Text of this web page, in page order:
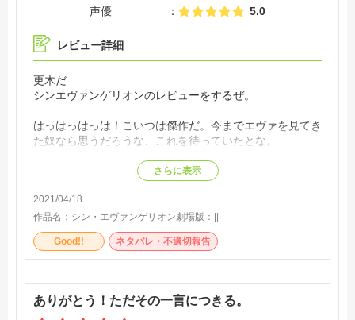
声優
5.0
レビュー詳細
更木だ
シンエヴァンゲリオンのレビューをするぜ。
はっはっはっは！こいつは傑作だ。今までエヴァを見てき
た奴なら思うだろうな、これを待っていたとな。
そのぐらいエヴァってやつは俺の魂に刻まれていたんだ
新劇場版になってから色々謎があったが全部この一本でま
とめてしまうとはほんと庵野は最高だな！！
ただこの楽しみがもう味わえないと思うとよ、なんだか寂
しい気分にもなるぜ。
まだ見ていない奴はよ、まず旧アニメから入れ！そのあと
俺らチルドレン達の気持ちがわかるからよ
さらに表示
2021/04/18
作品名： シン・エヴァンゲリオン劇場版：||
Good!! ネタバレ・不適切報告
ありがとう！ただその一言につきる。